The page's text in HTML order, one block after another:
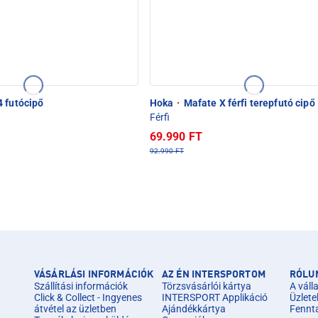
futócipő Hoka · Mafate X férfi terepfutó cipő
Férfi
69.990 FT
92.990 FT
VÁSÁRLÁSI INFORMÁCIÓK
Szállítási információk
Click & Collect - Ingyenes
átvétel az üzletben
AZ ÉN INTERSPORTOM
Törzsvásárlói kártya
INTERSPORT Applikáció
Ajándékkártya
A